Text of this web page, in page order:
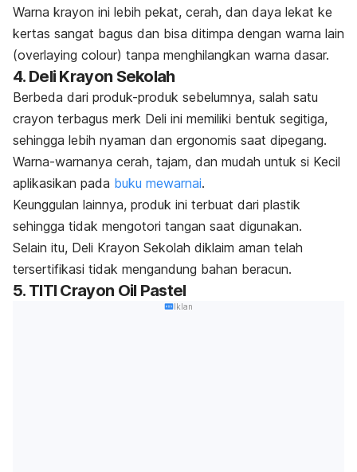
Warna krayon ini lebih pekat, cerah, dan daya lekat ke
kertas sangat bagus dan bisa ditimpa dengan warna lain
(overlaying colour) tanpa menghilangkan warna dasar.
4. Deli Krayon Sekolah
Berbeda dari produk-produk sebelumnya, salah satu
crayon terbagus merk Deli ini memiliki bentuk segitiga,
sehingga lebih nyaman dan ergonomis saat dipegang.
Warna-warnanya cerah, tajam, dan mudah untuk si Kecil
aplikasikan pada buku mewarnai.
Keunggulan lainnya, produk ini terbuat dari plastik
sehingga tidak mengotori tangan saat digunakan.
Selain itu, Deli Krayon Sekolah diklaim aman telah
tersertifikasi tidak mengandung bahan beracun.
5. TITI Crayon Oil Pastel
Iklan